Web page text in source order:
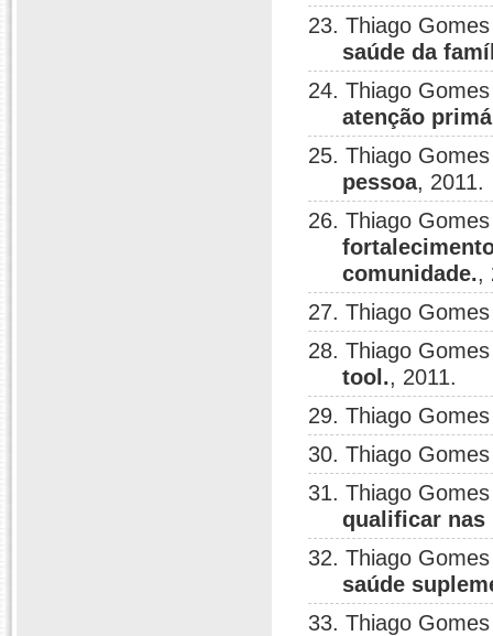
23. Thiago
saúde da
24. Thiago
atenção
25. Thiago
pessoa, 2011.
26. Thiago
comunidade.,
27. Thiago
28. Thiago
tool., 2011.
29. Thiago
30. Thiago
31. Thiago
qualificar nas
32. Thiago
saúde
33. Thiago